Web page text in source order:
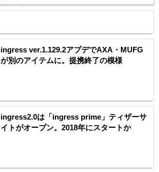
ingress ver.1.129.2アプデでAXA・MUFG
が別のアイテムに。提携終了の模様
ingress2.0は「ingress prime」ティザーサ
イトがオープン。2018年にスタートか